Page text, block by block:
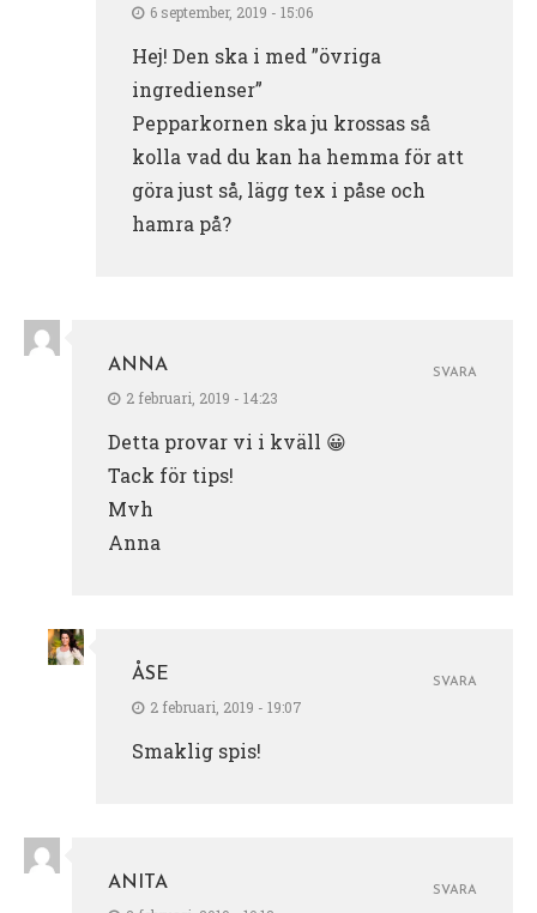
6 september, 2019 - 15:06
Hej! Den ska i med ”övriga
ingredienser”
Pepparkornen ska ju krossas så
kolla vad du kan ha hemma för att
göra just så, lägg tex i påse och
hamra på?
ANNA
2 februari, 2019 - 14:23
Detta provar vi i kväll 😀
Tack för tips!
Mvh
Anna
SVARA
ÅSE
2 februari, 2019 - 19:07
Smaklig spis!
SVARA
ANITA
SVARA